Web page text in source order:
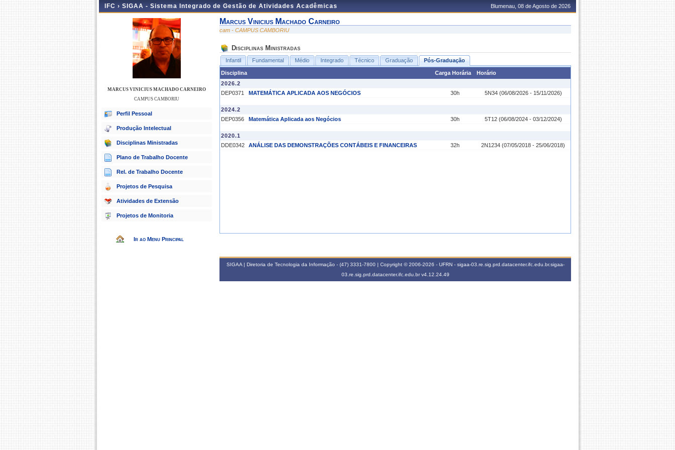
IFC › SIGAA - Sistema Integrado de Gestão de Atividades Acadêmicas Blumenau, 08 de Agosto de 2026
MARCUS VINICIUS MACHADO CARNEIRO
CAMPUS CAMBORIU
Perfil Pessoal
Produção Intelectual
Disciplinas Ministradas
Plano de Trabalho Docente
Rel. de Trabalho Docente
Projetos de Pesquisa
Atividades de Extensão
Projetos de Monitoria
Ir ao Menu Principal
Marcus Vinicius Machado Carneiro
cam - CAMPUS CAMBORIU
Disciplinas Ministradas
Infantil Fundamental Médio Integrado Técnico Graduação Pós-Graduação
Disciplina Carga Horária
Horário
2026.2
DEP0371
MATEMÁTICA APLICADA AOS NEGÓCIOS 30h 5N34 (06/08/2026 - 15/11/2026)
2024.2
DEP0356
Matemática Aplicada aos Negócios 30h 5T12 (06/08/2024 - 03/12/2024)
2020.1
DDE0342
ANÁLISE DAS DEMONSTRAÇÕES CONTÁBEIS E FINANCEIRAS 32h 2N1234 (07/05/2018 - 25/06/2018)
SIGAA | Diretoria de Tecnologia da Informação - (47) 3331-7800 | Copyright © 2006-2026 - UFRN - sigaa-03.re.sig.prd.datacenter.ifc.edu.br.sigaa-
03.re.sig.prd.datacenter.ifc.edu.brv4.12.24.49